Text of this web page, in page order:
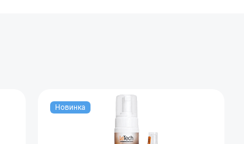
Новинка